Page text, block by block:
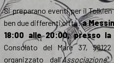
Si preparano eventi per il
ben due differenti città:a
18:00 alle 20:00, presso la
Consolato del Mare 37,
organizzato dall’Associazione